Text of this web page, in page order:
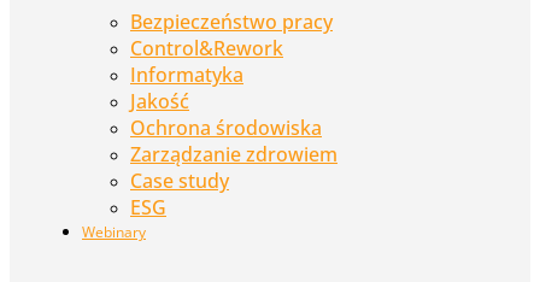
Bezpieczeństwo pracy
Control&Rework
Informatyka
Jakość
Ochrona środowiska
Zarządzanie zdrowiem
Case study
ESG
Webinary